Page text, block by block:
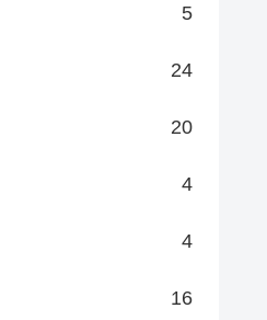
5
24
20
4
4
16